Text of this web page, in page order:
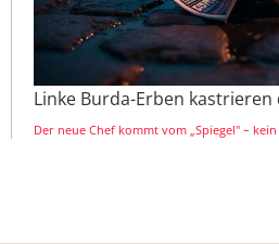
Linke Burda-Erben kastrieren
Der neue Chef kommt vom „Spiegel" –